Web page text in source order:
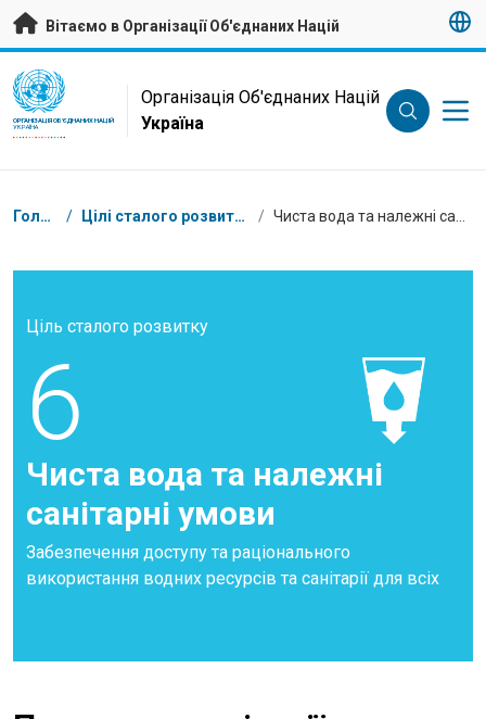
Перейти на головну сторінку
Вітаємо в Організації Об'єднаних Націй
UN Logo
ОРГАНІЗАЦІЯ ОБ'ЄДНАНИХ НАЦІЙ
УКРАЇНА
Організація Об'єднаних Націй
Україна
Низка
Головна / Цілі сталого розвитку в Україні /
Ціль сталого розвитку
6
Чиста вода та належні
санітарні умови
Забезпечення доступу та раціонального
використання водних ресурсів та санітарії для всіх